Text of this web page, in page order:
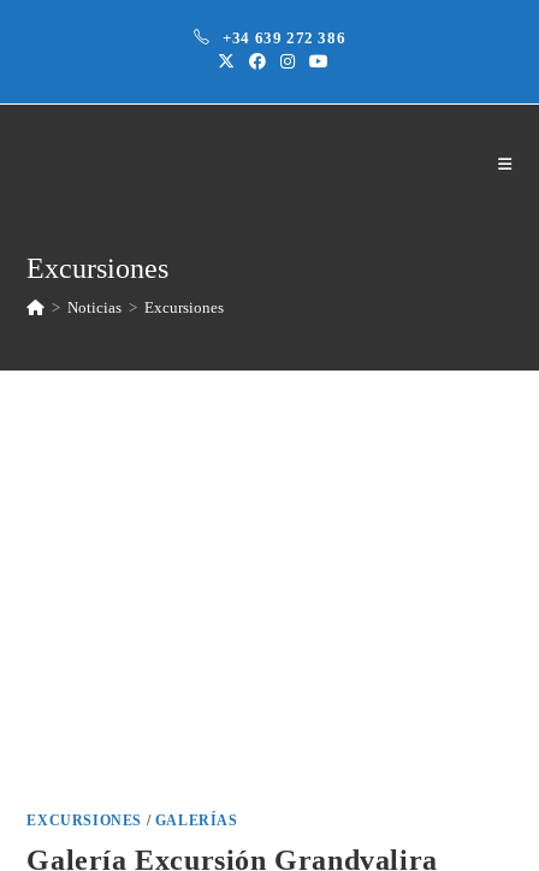
+34 639 272 386
Excursiones
> Noticias > Excursiones
EXCURSIONES / GALERÍAS
Galería Excursión Grandvalira